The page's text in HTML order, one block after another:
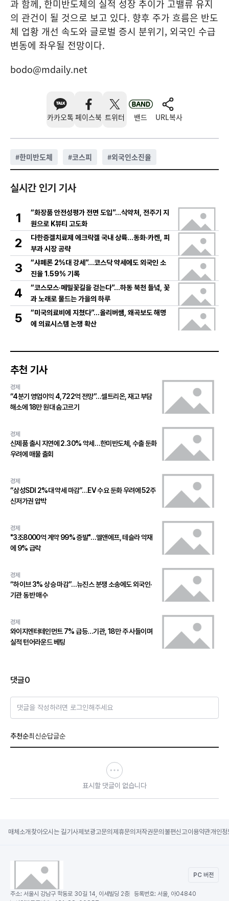
과 함께, 한미반도체의 실적 성장 추이가 고밸류 유지
의 관건이 될 것으로 보고 있다. 향후 주가 흐름은 반도
체 업황 개선 속도와 글로벌 증시 분위기, 외국인 수급
변동에 좌우될 전망이다.
bodo@mdaily.net
카카오톡 페이스북 트위터 밴드 URL복사
#한미반도체 #코스피 #외국인소진율
실시간 인기 기사
1
“화장품 안전성평가 전면 도입”…식약처, 전주기 지
원으로 K뷰티 고도화
2
다한증겔치료제 에크락겔 국내 상륙…동화·카켄, 피
부과 시장 공략
3
“샤페론 2%대 강세”…코스닥 약세에도 외국인 소
진율 1.59% 기록
4
“코스모스·메밀꽃길을 걷는다”…하동 북천 들녘, 꽃
과 노래로 물드는 가을의 하루
5
“미국의료비에 지쳤다”…올리버쌤, 왜곡보도 해명
에 의료시스템 논쟁 확산
추천 기사
경제
“4분기 영업이익 4,722억 전망”…셀트리온, 재고 부담
해소에 18만 원대 숨고르기
경제
신제품 출시 지연에 2.30% 약세…한미반도체, 수출 둔화
우려에 매물 출회
경제
“삼성SDI 2%대 약세 마감”…EV 수요 둔화 우려에 52주
신저가권 압박
경제
"3조8000억 계약 99% 증발"…엘앤에프, 테슬라 악재
에 9% 급락
경제
“하이브 3% 상승 마감”…뉴진스 분쟁 소송에도 외국인·
기관 동반 매수
경제
와이지엔터테인먼트 7% 급등…기관, 18만 주 사들이며
실적 턴어라운드 베팅
댓글0
댓글을 작성하려면 로그인해주세요
추천순최신순답글순
표시할 댓글이 없습니다
매체소개 찾아오시는 길기사제보광고문의 제휴문의 저작권문의 불편신고이용약관개인정
PC 버전
주소: 서울시 강남구 학동로 30길 14, 이세빌딩 2층 등록번호: 서울, 아04840